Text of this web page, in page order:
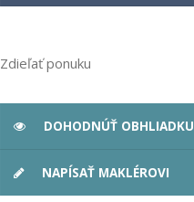
Zdieľať ponuku
DOHODNÚŤ OBHLIADKU
NAPÍSAŤ MAKLÉROVI